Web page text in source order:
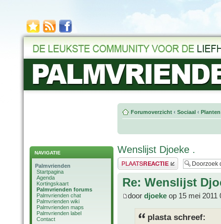
NAVIGATIE
Palmvrienden
Startpagina
Agenda
Kortingskaart
Palmvrienden forums
Palmvrienden chat
Palmvrienden wiki
Palmvrienden maps
Palmvrienden label
Contact
Forumoverzicht ‹ Sociaal ‹
Wenslijst Djoeke .
Plaats een reactie
Re: Wenslijst
door djoeke op 15 mei 2011
plasta schreef: